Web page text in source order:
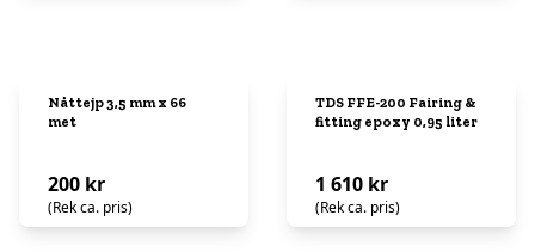
Nåttejp 3,5 mm x 66
met
200 kr
(Rek ca. pris)
TDS FFE-200 Fairing &
fitting epoxy 0,95 liter
1 610 kr
(Rek ca. pris)